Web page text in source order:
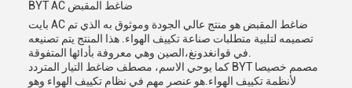
BYT AC ضاغط المقبض
بايت AC ضاغط المقبض هو منتج عالي الجودة وموثوق به الذي تم
تصميمه لتلبية متطلبات صناعة تكييف الهواء. هذا المنتج يتم تصنيعه
كما يوحي الاسم، مصطف ضاغط التيار المتردد BYT مصمم خصيصا
لأنظمة تكييف الهواء.هو عنصر مهم في نظام تكييف الهواء وهو